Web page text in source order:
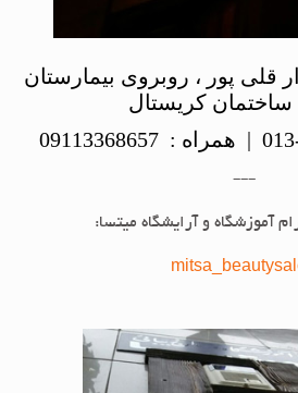
پور ، روبروی بیمارستان
کریستال
---
آموزشگاه و آرایشگاه میتسا: